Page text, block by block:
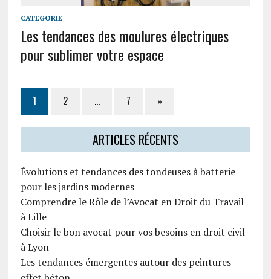
CATEGORIE
Les tendances des moulures électriques
pour sublimer votre espace
1 2 … 7 »
ARTICLES RÉCENTS
Évolutions et tendances des tondeuses à batterie
pour les jardins modernes
Comprendre le Rôle de l’Avocat en Droit du Travail
à Lille
Choisir le bon avocat pour vos besoins en droit civil
à Lyon
Les tendances émergentes autour des peintures